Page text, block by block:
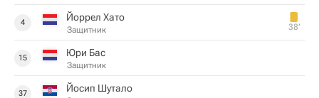
4 Йоррел Хато
Защитник 38‎’‎
15 Юри Бас
Защитник
37 Йосип Шутало